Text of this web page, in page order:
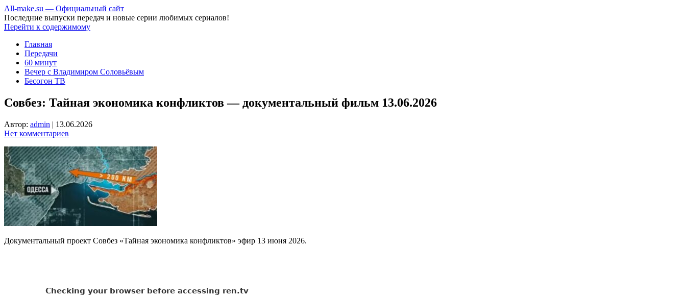
All-make.su — Официальный сайт
Последние выпуски передач и новые серии любимых сериалов!
Перейти к содержимому
Главная
Передачи
60 минут
Вечер с Владимиром Соловьёвым
Бесогон ТВ
Совбез: Тайная экономика конфликтов — документальный фильм 13.06.2026
Автор: admin | 13.06.2026
Нет комментариев
Документальный проект Совбез «Тайная экономика конфликтов» эфир 13 июня 2026.